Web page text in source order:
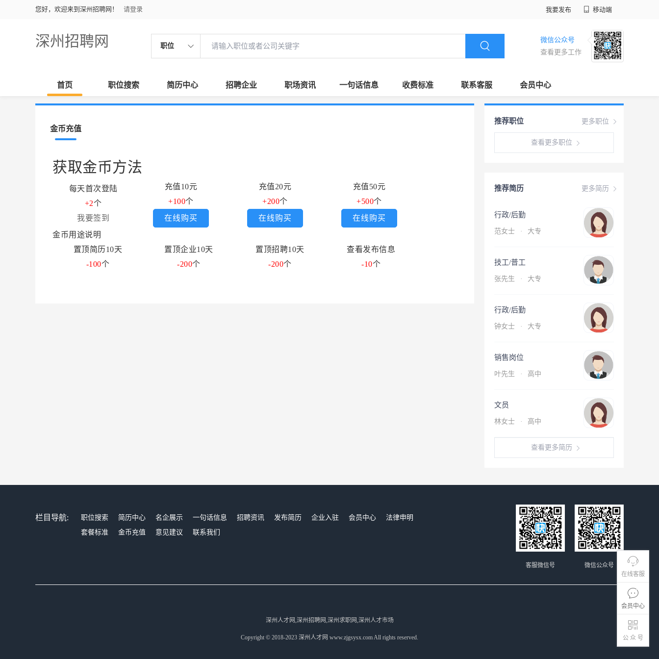
您好，欢迎来到深州招聘网！ 请登录 我要发布 移动端
深州招聘网 职位
微信公众号
查看更多工作
首页 职位搜索 简历中心 招聘企业 职场资讯 一句话信息 收费标准 联系客服 会员中心
在线客服
会员中心
公 众 号
金币充值
获取金币方法
每天首次登陆
+2个
我要签到
充值10元
+100个
在线购买
充值20元
+200个
在线购买
充值50元
+500个
在线购买
金币用途说明
置顶简历10天
置顶企业10天 置顶招聘10天
查看发布信息
-100个 -200个 -200个 -10个
更多职位
推荐职位
查看更多职位
更多简历
推荐简历
行政/后勤
范女士 · 大专
技工/普工
张先生 · 大专
行政/后勤
钟女士 · 大专
销售岗位
叶先生 · 高中
文员
林女士 · 高中
查看更多简历
栏目导航: 职位搜索 简历中心 名企展示 一句话信息 招聘资讯 发布简历 企业入驻 会员中心
法律申明
套餐标准
金币充值 意见建议 联系我们
微信公众号
客服微信号
深州人才网,深州招聘网,深州求职网,深州人才市场
Copyright © 2018-2023 深州人才网 www.zjgsysx.com All rights reserved.